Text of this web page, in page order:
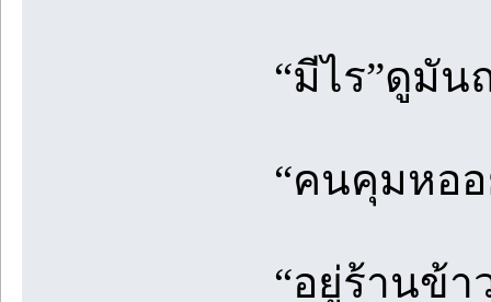
“มีไร”ดูมัน
“คนคุมหออ
“อยู่ร้านข้า